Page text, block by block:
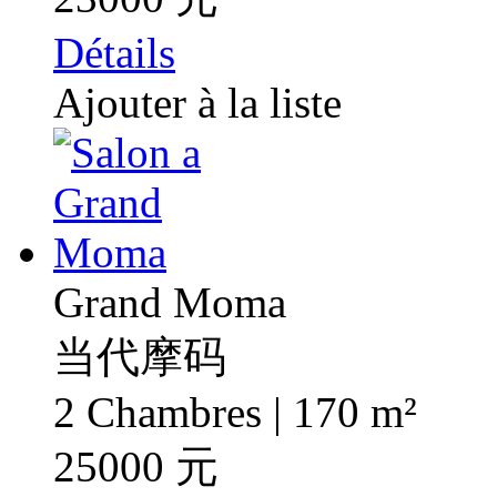
Détails
Ajouter à la liste
Grand Moma
当代摩码
2 Chambres | 170 m²
25000 元